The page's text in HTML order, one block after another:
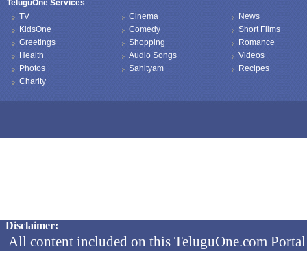
TeluguOne Services
TV
KidsOne
Greetings
Health
Photos
Charity
Cinema
Comedy
Shopping
Audio Songs
Sahityam
News
Short Films
Romance
Videos
Recipes
Disclaimer:
All content included on this TeluguOne.com